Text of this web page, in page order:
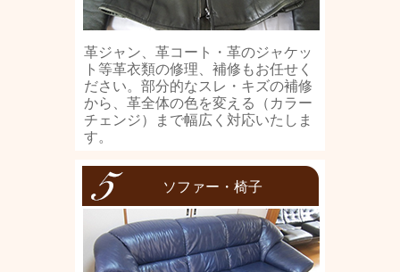
革ジャン、革コート・革のジャケッ
ト等革衣類の修理、補修もお任せく
ださい。部分的なスレ・キズの補修
から、革全体の色を変える（カラー
チェンジ）まで幅広く対応いたしま
す。
ソファー・椅子